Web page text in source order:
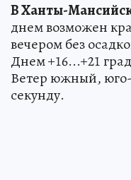
В Ханты-
днем возможен
вечером без
Днем +16...+21
Ветер южный,
секунду.